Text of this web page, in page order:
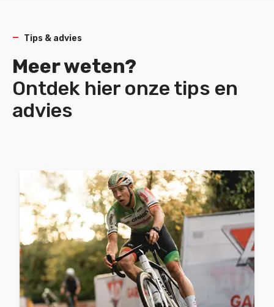
Tips & advies
Meer weten?
Ontdek hier onze tips en
advies